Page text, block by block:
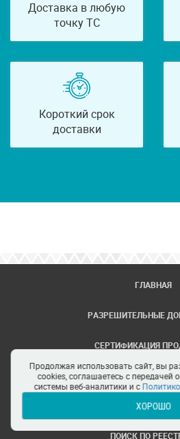
Доставка в любую
точку ТС
Короткий срок
доставки
ГЛАВНАЯ
РАЗРЕШИТЕЛЬНЫЕ
СЕРТИФИКАЦИЯ
ЗАДАТЬ
ЦЕНТРЫ
ПОИСК ПО
Продолжая использовать сайт, вы
cookies, соглашаетесь с передачей
системы веб-аналитики и с
ХОРОШО